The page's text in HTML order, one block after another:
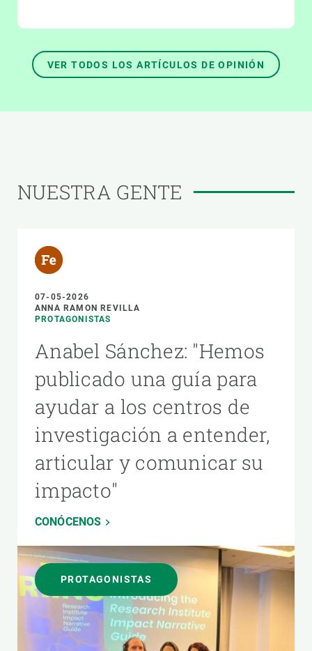
VER TODOS LOS ARTÍCULOS DE OPINIÓN
NUESTRA GENTE
07-05-2026
ANNA RAMON REVILLA
PROTAGONISTAS
Anabel Sánchez: "Hemos
publicado una guía para
ayudar a los centros de
investigación a entender,
articular y comunicar su
impacto"
CONÓCENOS
PROTAGONISTAS